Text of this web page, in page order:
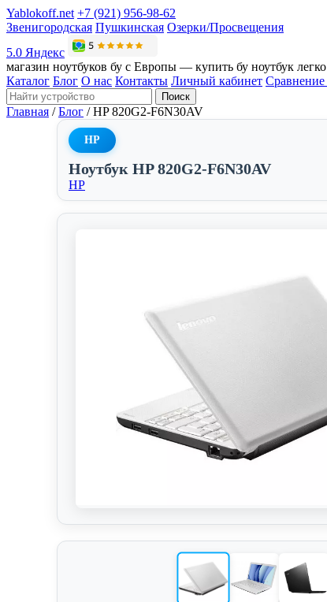
Yablokoff.net +7 (921) 956-98-62
Звенигородская Пушкинская Озерки/Просвещения
5.0 Яндекс
магазин ноутбуков бу с Европы — купить бу ноутбук легко
Каталог Блог О нас Контакты Личный кабинет Сравнение
Поиск
Главная / Блог / HP 820G2-F6N30AV
HP
Ноутбук HP 820G2-F6N30AV
HP